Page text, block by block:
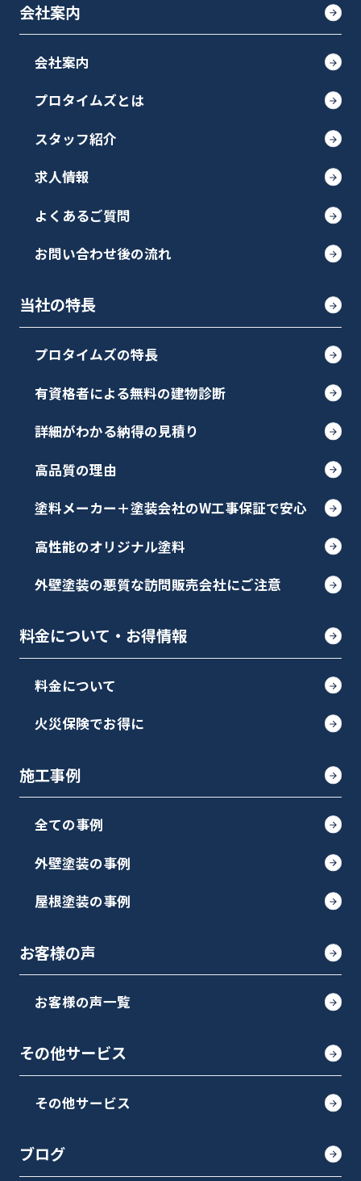
会社案内
会社案内
プロタイムズとは
スタッフ紹介
求人情報
よくあるご質問
お問い合わせ後の流れ
当社の特長
プロタイムズの特長
有資格者による無料の建物診断
詳細がわかる納得の見積り
高品質の理由
塗料メーカー＋塗装会社のW工事保証で安心
高性能のオリジナル塗料
外壁塗装の悪質な訪問販売会社にご注意
料金について・お得情報
料金について
火災保険でお得に
施工事例
全ての事例
外壁塗装の事例
屋根塗装の事例
お客様の声
お客様の声一覧
その他サービス
その他サービス
ブログ